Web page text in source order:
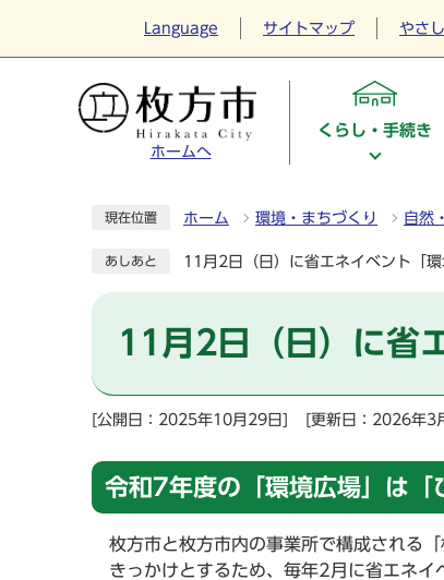
Language サイトマップ やさ
ホームへ
くらし・手続き
現在位置 ホーム 環境・まちづくり 自然
あしあと 11月2日（日）に省エネイベント「環
11月2日（日）に省
[公開日：2025年10月29日] [更新日：2026年3
令和7年度の「環境広場」は「
枚方市と枚方市内の事業所で構成される
きっかけとするため、毎年2月に省エネ